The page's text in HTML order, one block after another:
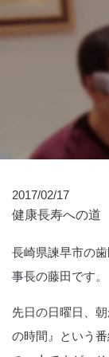
2017/02/17
健康長寿への道
長崎県諫早市の
事長の藤田です。
先日の日曜日、
の時間』という